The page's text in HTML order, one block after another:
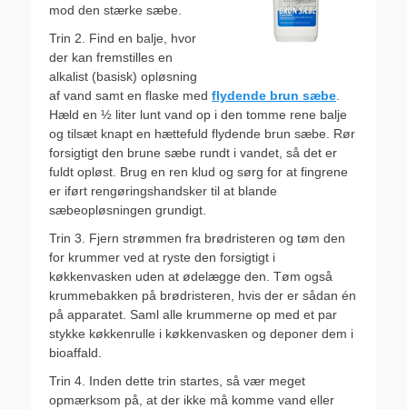
mod den stærke sæbe.
Trin 2. Find en balje, hvor
der kan fremstilles en
alkalist (basisk) opløsning
af vand samt en flaske med flydende brun sæbe
Hæld en ½ liter lunt vand op i den tomme rene balje
og tilsæt knapt en hættefuld flydende brun sæbe. Rør
forsigtigt den brune sæbe rundt i vandet, så det er
fuldt opløst. Brug en ren klud og sørg for at fingrene
er iført rengøringshandsker til at blande
sæbeopløsningen grundigt.
Trin 3. Fjern strømmen fra brødristeren og tøm den
for krummer ved at ryste den forsigtigt i
køkkenvasken uden at ødelægge den. Tøm også
krummebakken på brødristeren, hvis der er sådan én
på apparatet. Saml alle krummerne op med et par
stykke køkkenrulle i køkkenvasken og deponer dem i
bioaffald.
Trin 4. Inden dette trin startes, så vær meget
opmærksom på, at der ikke må komme vand eller